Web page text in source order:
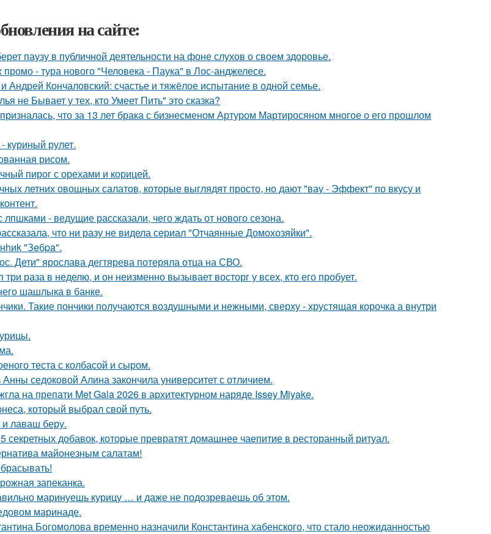
на сайте:
паузу в публичной деятельности на фоне слухов о своем здоровье.
- тура нового "Человека - Паука" в Лос-анджелесе.
Андрей Кончаловский: счастье и тяжёлое испытание в одной семье.
не Бывает у тех, кто Умеет Пить" это сказка?
что за 13 лет брака с бизнесменом Артуром Мартиросяном многое о его прошлом
куриный рулет.
рисом.
пирог с орехами и корицей.
летних овощных салатов, которые выглядят просто, но дают "вау - Эффект" по вкусу и
- ведущие рассказали, чего ждать от нового сезона.
что ни разу не видела сериал "Отчаянные Домохозяйки".
"Зeбpa".
Дети" ярослава дегтярева потеряла отца на СВО.
три раза в неделю, и он неизменно вызывает восторг у всех, кто его пробует.
шашлыка в банке.
Такие пончики получаются воздушными и нежными, сверху - хрустящая корочка а внутри
теста с колбасой и сыром.
седоковой Алина закончила университет с отличием.
на препати Met Gala 2026 в архитектурном наряде Issey Miyake.
который выбрал свой путь.
лаваш беру.
секретных добавок, которые превратят домашнее чаепитие в ресторанный ритуал.
майонезным салатам!
запеканка.
маринуешь курицу … и даже не подозреваешь об этом.
маринаде.
Богомолова временно назначили Константина хабенского, что стало неожиданностью